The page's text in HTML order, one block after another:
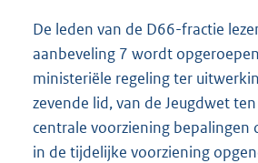
De leden van de D66-fractie
aanbeveling 7 wordt
ministeriële regeling ter
zevende lid, van de Jeugdwet
centrale voorziening bepalingen
in de tijdelijke voorziening